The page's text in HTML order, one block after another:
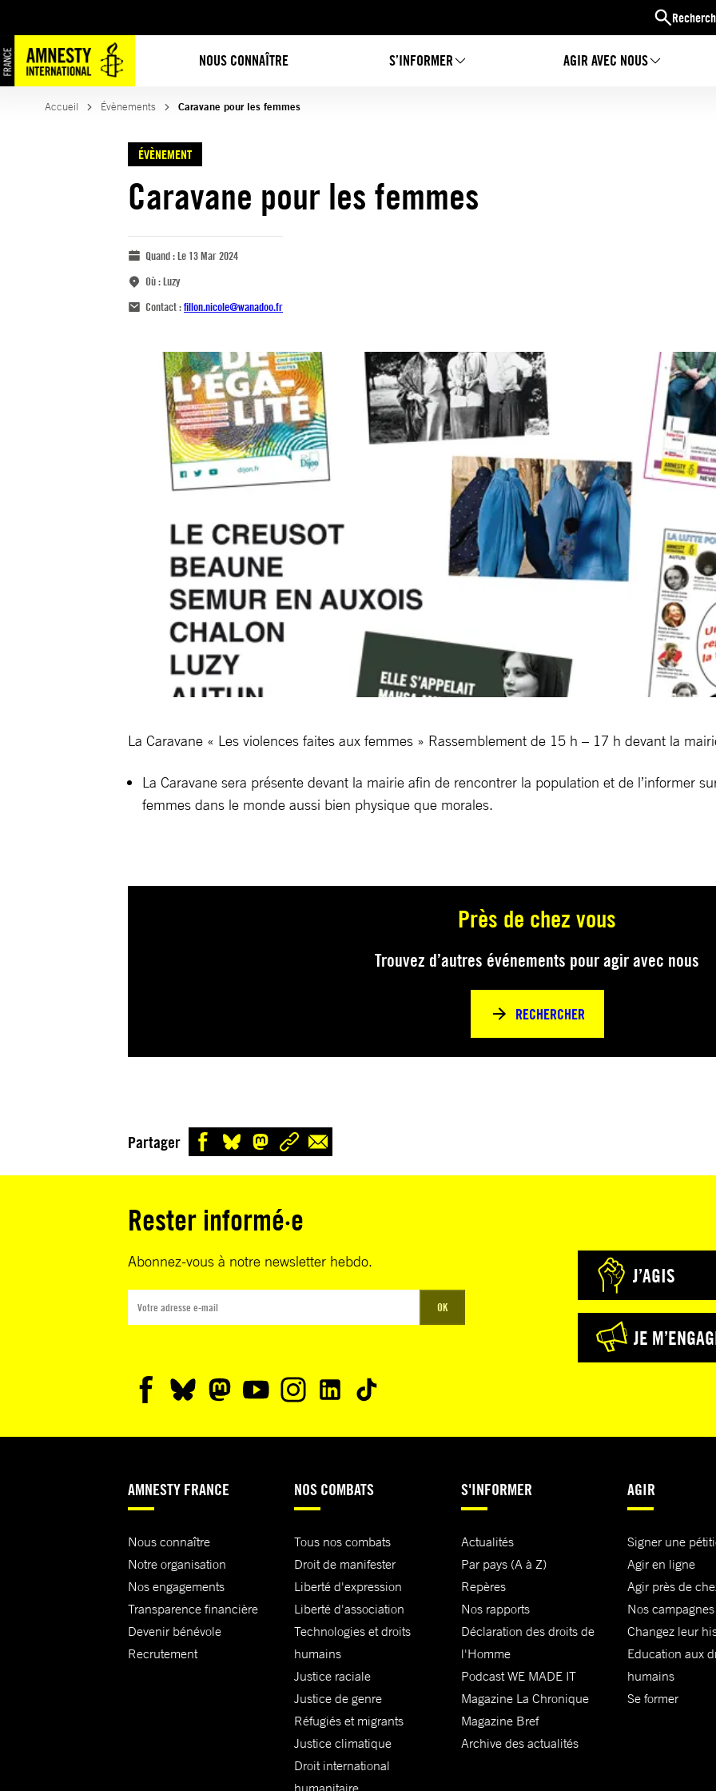
NOUS CONNAÎTRE S’INFORMER AGIR AVEC NOUS
Accueil Évènements Caravane pour les femmes
ÉVÈNEMENT
Caravane pour les femmes
Quand :Le 13 Mar 2024
Où :Luzy
Contact :fillon.nicole@wanadoo.fr
La Caravane « Les violences faites aux femmes » Rassemblement de 15 h – 17 h devant la
La Caravane sera présente devant la mairie afin de rencontrer la population et de l’informer
femmes dans le monde aussi bien physique que morales.
Près de chez vous
Trouvez d’autres événements pour agir avec nous
RECHERCHER
Partager
Rester informé·e
Abonnez-vous à notre newsletter hebdo.
OK
J’AGIS
JE
AMNESTY FRANCE
Nous connaître
Notre organisation
Nos engagements
Transparence financière
Devenir bénévole
Recrutement
NOS COMBATS
Tous nos combats
Droit de manifester
Liberté d'expression
Liberté d'association
Technologies et droits
humains
Justice raciale
Justice de genre
Réfugiés et migrants
Justice climatique
Droit international
humanitaire
S'INFORMER
Actualités
Par pays (A à Z)
Repères
Nos rapports
Déclaration des droits de
l'Homme
Podcast WE MADE IT
Magazine La Chronique
Magazine Bref
Archive des actualités
AGIR
Signer une
Agir en ligne
Agir près de
Nos campagnes
Changez leur
Education aux
humains
Se former